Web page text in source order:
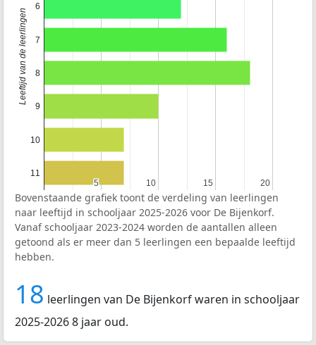
5
5 10
10 15
15 20
20
6
7
8
9
10
11
Leeftijd van de leerlingen
Bovenstaande grafiek toont de verdeling van leerlingen
naar leeftijd in schooljaar 2025-2026 voor De Bijenkorf.
Vanaf schooljaar 2023-2024 worden de aantallen alleen
getoond als er meer dan 5 leerlingen een bepaalde leeftijd
hebben.
18 leerlingen van De Bijenkorf waren in schooljaar
2025-2026 8 jaar oud.